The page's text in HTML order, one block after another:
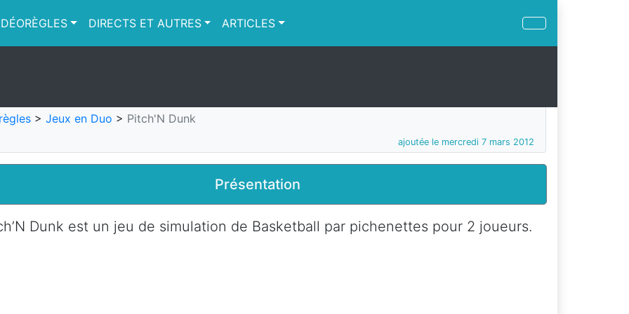
DIRECTS ET AUTRES ARTICLES
> Jeux en Duo > Pitch'N Dunk
ajoutée le mercredi 7 mars 2012
Présentation
Dunk est un jeu de simulation de Basketball par pichenettes pour 2 joueurs.